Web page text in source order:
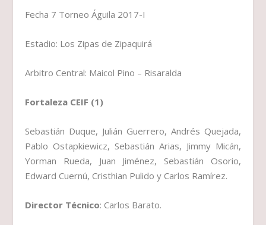
Fecha 7 Torneo Águila 2017-I
Estadio: Los Zipas de Zipaquirá
Arbitro Central: Maicol Pino – Risaralda
Fortaleza CEIF (1)
Sebastián Duque, Julián Guerrero, Andrés Quejada,
Pablo Ostapkiewicz, Sebastián Arias, Jimmy Micán,
Yorman Rueda, Juan Jiménez, Sebastián Osorio,
Edward Cuernú, Cristhian Pulido y Carlos Ramírez.
Director Técnico: Carlos Barato.